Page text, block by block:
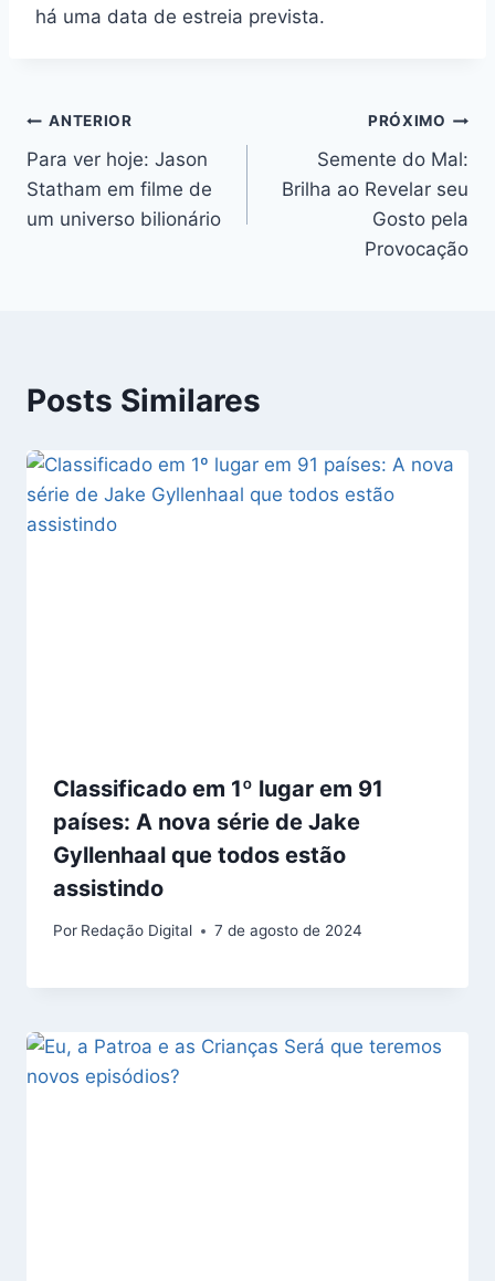
há uma data de estreia prevista.
Navegação
de
Post
ANTERIOR
Para ver hoje: Jason
Statham em filme de
um universo bilionário
PRÓXIMO
Semente do Mal:
Brilha ao Revelar seu
Gosto pela
Provocação
Posts Similares
Classificado em 1º lugar em 91
países: A nova série de Jake
Gyllenhaal que todos estão
assistindo
Por Redação Digital 7 de agosto de 2024